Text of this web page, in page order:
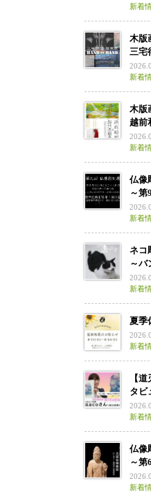
新着
木版
三宅
新着
木版
越前
新着
仏像
～
新着
ネコ
～
新着
夏季
新着
【
タビ
新着
仏像
～
新着